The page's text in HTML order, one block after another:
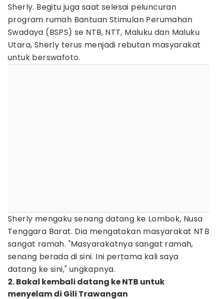
Sherly. Begitu juga saat selesai peluncuran
program rumah Bantuan Stimulan Perumahan
Swadaya (BSPS) se NTB, NTT, Maluku dan Maluku
Utara, Sherly terus menjadi rebutan masyarakat
untuk berswafoto.
Sherly mengaku senang datang ke Lombok, Nusa
Tenggara Barat. Dia mengatakan masyarakat NTB
sangat ramah. "Masyarakatnya sangat ramah,
senang berada di sini. Ini pertama kali saya
datang ke sini," ungkapnya.
2. Bakal kembali datang ke NTB untuk
menyelam di Gili Trawangan